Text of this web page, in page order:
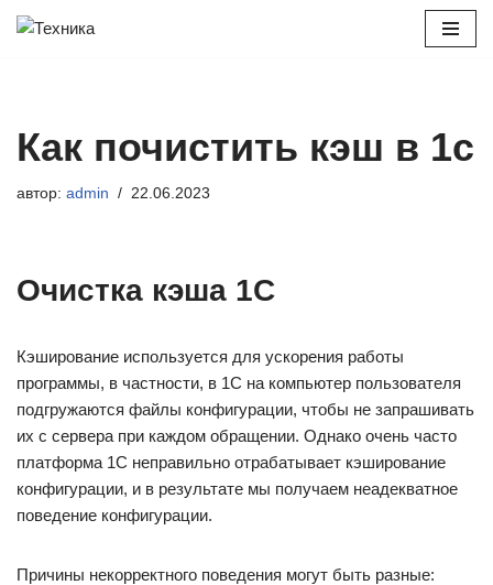
Как почистить кэш в 1с
автор: admin 22.06.2023
Очистка кэша 1С
Кэширование используется для ускорения работы
программы, в частности, в 1С на компьютер пользователя
подгружаются файлы конфигурации, чтобы не запрашивать
их с сервера при каждом обращении. Однако очень часто
платформа 1С неправильно отрабатывает кэширование
конфигурации, и в результате мы получаем неадекватное
поведение конфигурации.
Причины некорректного поведения могут быть разные: